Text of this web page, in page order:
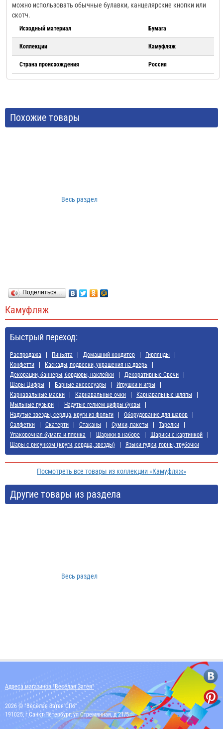
можно использовать обычные булавки, канцелярские кнопки или
скотч.
Исходный материал Бумага
Коллекции Камуфляж
Страна происхождения Россия
Похожие товары
Весь раздел
Поделиться…
Камуфляж
Быстрый переход:
Распродажа Пиньята Домашний кондитер
Гирлянды
Конфетти
Каскады, подвески, украшения на дверь
Декорации, баннеры, бордюры, наклейки
Декоративные Свечи
Шары Цифры
Барные аксессуары
Игрушки и игры
Карнавальные маски
Карнавальные очки
Карнавальные шляпы
Мыльные пузыри
Надутые гелием цифры буквы
Надутые звезды, сердца, круги из фольги
Оборудование для шаров
Салфетки
Скатерти Стаканы Сумки, пакеты
Тарелки
Упаковочная бумага и пленка
Шарики в наборе
Шарики с картинкой
Шары с рисунком (круги, сердца, звезды)
Языки-гудки, горны, трубочки
Посмотреть все товары из коллекции «Камуфляж»
Другие товары из раздела
Весь раздел
Адреса магазинов "Весёлая Затея"
2026 © "Весёлая Затея СПб"
191025, г Санкт-Петербург, ул Стремянная, д 21/5